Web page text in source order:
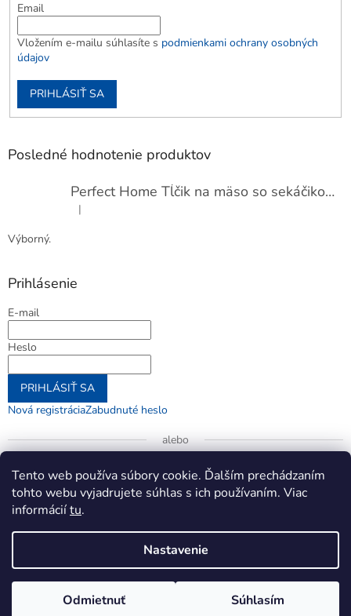
Tento web používa súbory cookie. Ďalším prechádzaním
tohto webu vyjadrujete súhlas s ich používaním. Viac
informáciítu.
Nastavenie
Odmietnuť Súhlasím
Email
Vložením e-mailu súhlasíte s podmienkami ochrany osobných
údajov
PRIHLÁSIŤ SA
Posledné hodnotenie produktov
Perfect Home Tĺčik na mäso so sekáčikom, 56893
Hodnotenie produktu je 5 z 5 hviezdičiek.
|
Výborný.
Prihlásenie
E-mail
Heslo
PRIHLÁSIŤ SA
Nová registráciaZabudnuté heslo
alebo
Prihlásiť sa cez Google
Copyright 2026jenifer.sk. Všetky práva vyhradené.Upraviť